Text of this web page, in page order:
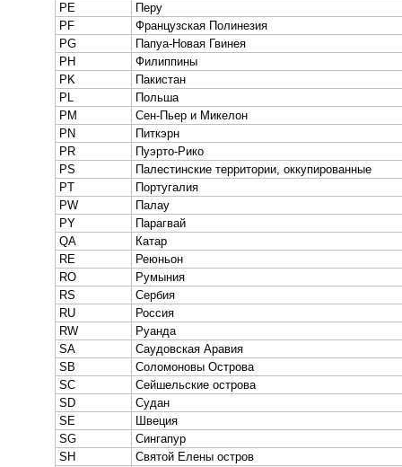
PE
Перу
PF
Французская Полинезия
PG
Папуа-Новая Гвинея
PH
Филиппины
PK
Пакистан
PL
Польша
PM
Сен-Пьер и Микелон
PN
Питкэрн
PR
Пуэрто-Рико
PS
Палестинские территории, оккупированные
PT
Португалия
PW
Палау
PY
Парагвай
QA
Катар
RE
Реюньон
RO
Румыния
RS
Сербия
RU
Россия
RW
Руанда
SA
Саудовская Аравия
SB
Соломоновы Острова
SC
Сейшельские острова
SD
Судан
SE
Швеция
SG
Сингапур
SH
Святой Елены остров